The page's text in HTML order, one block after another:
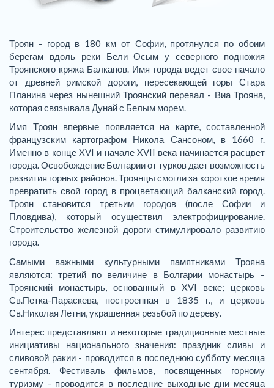
Троян - город в 180 км от Софии, протянулся по обоим
берегам вдоль реки Бели Осым у северного подножия
Троянского кряжа Балканов. Имя города ведет свое начало
от древней римской дороги, пересекающей горы Стара
Планина через нынешний Троянский перевал - Виа Трояна,
которая связывала Дунай с Белым морем.
Имя Троян впервые появляется на карте, составленной
французским картографом Никола Сансоном, в 1660 г.
Именно в конце XVI и начале XVII века начинается расцвет
города. Освобождение Болгарии от турков дает возможность
развития горных районов. Троянцы смогли за короткое время
превратить свой город в процветающий балканский город.
Троян становится третьим городов (после Софии и
Пловдива), который осуществил электрофицирование.
Строительство железной дороги стимулировало развитию
города.
Самыми важными культурными памятниками Трояна
являются: третий по величине в Болгарии монастырь –
Троянский монастырь, основанный в XVI веке; церковь
Св.Петка-Параскева, построенная в 1835 г., и церковь
Св.Николая Летни, украшенная резьбой по дереву.
Интерес представляют и некоторые традиционные местные
инициативы национального значения: праздник сливы и
сливовой ракии - проводится в последнюю субботу месяца
сентября. Фестиваль фильмов, посвященных горному
туризму - проводится в последние выходные дни месяца